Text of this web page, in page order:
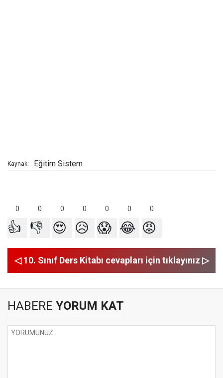
Kaynak: Eğitim Sistem
0 0 0 0 0 0 0
👍 👎 😍 😥 😱 😂 😡
◁ 10. Sınıf Ders Kitabı cevapları için tıklayınız ▷
HABERE YORUM KAT